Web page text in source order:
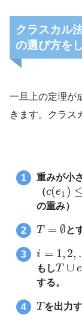
クラスカル
の選び方を
一旦上の定理が
きます。クラス
重みが小
（c(e1 ) ≤
の重み）
T = ∅と
i = 1, 2,
もしT ∪ e
する。
T を出力す